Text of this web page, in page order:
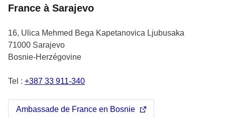
France à Sarajevo
16, Ulica Mehmed Bega Kapetanovica Ljubusaka
71000 Sarajevo
Bosnie-Herzégovine
Tel : +387 33 911-340
Ambassade de France en Bosnie